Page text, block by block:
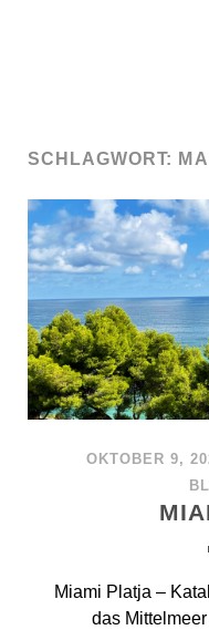
SCHLAGWORT:
OKTOBER 9,
Miami Platja –
das